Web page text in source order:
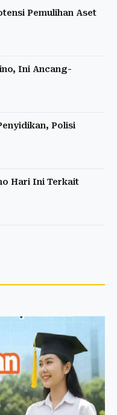
Pemulihan Aset
Ini Ancang-
Polisi
Hari Ini Terkait